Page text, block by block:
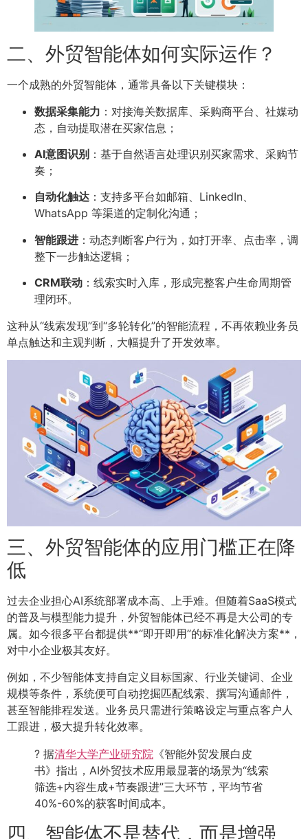
二、外贸智能体如何实际运作？
一个成熟的外贸智能体，通常具备以下关键模块：
数据采集能力 ：对接海关数据库、采购商平台、社媒动
态，自动提取潜在买家信息；
AI意图识别 ：基于自然语言处理识别买家需求、采购节
奏；
自动化触达 ：支持多平台如邮箱、LinkedIn、
WhatsApp 等渠道的定制化沟通；
智能跟进 ：动态判断客户行为，如打开率、点击率，调
整下一步触达逻辑；
CRM联动 ：线索实时入库，形成完整客户生命周期管
理闭环。
这种从“线索发现”到“多轮转化”的智能流程，不再依赖业务员
单点触达和主观判断，大幅提升了开发效率。
三、外贸智能体的应用门槛正在降
低
过去企业担心AI系统部署成本高、上手难。但随着SaaS模式
的普及与模型能力提升，外贸智能体已经不再是大公司的专
属。如今很多平台都提供**“即开即用”的标准化解决方案**，
对中小企业极其友好。
例如，不少智能体支持自定义目标国家、行业关键词、企业
规模等条件，系统便可自动挖掘匹配线索、撰写沟通邮件，
甚至智能排程发送。业务员只需进行策略设定与重点客户人
工跟进，极大提升转化效率。
? 据清华大学产业研究院 《智能外贸发展白皮
书》指出，AI外贸技术应用最显著的场景为“线索
筛选+内容生成+节奏跟进”三大环节，平均节省
40%-60%的获客时间成本。
四、智能体不是替代，而是增强